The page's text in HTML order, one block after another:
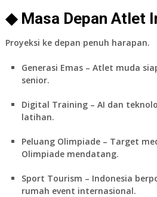
◆ Masa Depan Atlet
Proyeksi ke depan penuh harapan.
Generasi Emas– Atlet muda
senior.
Digital Training– AI dan
latihan.
Peluang Olimpiade– Target
Olimpiade mendatang.
Sport Tourism – Indonesia
rumah event internasional.